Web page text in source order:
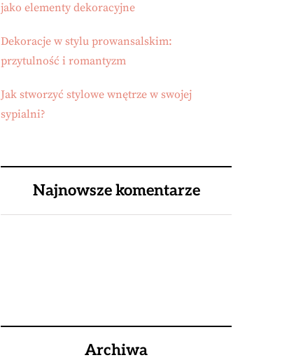
jako elementy dekoracyjne
Dekoracje w stylu prowansalskim:
przytulność i romantyzm
Jak stworzyć stylowe wnętrze w swojej
sypialni?
Najnowsze komentarze
Archiwa